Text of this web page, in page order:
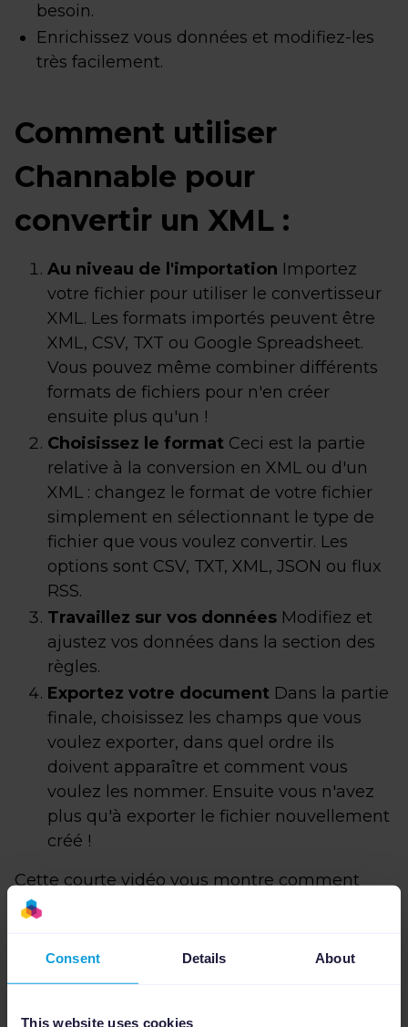
Consent Details About
This website uses cookies
besoin.
Enrichissez vous données et modifiez-les
très facilement.
Comment utiliser
Channable pour
convertir un XML :
Au niveau de l'importation Importez
votre fichier pour utiliser le convertisseur
XML. Les formats importés peuvent être
XML, CSV, TXT ou Google Spreadsheet.
Vous pouvez même combiner différents
formats de fichiers pour n'en créer
ensuite plus qu'un !
Choisissez le format Ceci est la partie
relative à la conversion en XML ou d'un
XML : changez le format de votre fichier
simplement en sélectionnant le type de
fichier que vous voulez convertir. Les
options sont CSV, TXT, XML, JSON ou flux
RSS.
Travaillez sur vos données Modifiez et
ajustez vos données dans la section des
règles.
Exportez votre document Dans la partie
finale, choisissez les champs que vous
voulez exporter, dans quel ordre ils
doivent apparaître et comment vous
voulez les nommer. Ensuite vous n'avez
plus qu'à exporter le fichier nouvellement
créé !
Cette courte vidéo vous montre comment
convertir un fichier XML dans Channable :